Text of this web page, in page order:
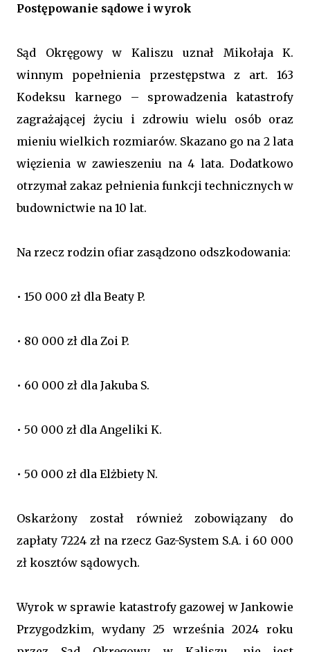
Postępowanie sądowe i wyrok
Sąd Okręgowy w Kaliszu uznał Mikołaja K.
winnym popełnienia przestępstwa z art. 163
Kodeksu karnego – sprowadzenia katastrofy
zagrażającej życiu i zdrowiu wielu osób oraz
mieniu wielkich rozmiarów. Skazano go na 2 lata
więzienia w zawieszeniu na 4 lata. Dodatkowo
otrzymał zakaz pełnienia funkcji technicznych w
budownictwie na 10 lat.
Na rzecz rodzin ofiar zasądzono odszkodowania:
• 150 000 zł dla Beaty P.
• 80 000 zł dla Zoi P.
• 60 000 zł dla Jakuba S.
• 50 000 zł dla Angeliki K.
• 50 000 zł dla Elżbiety N.
Oskarżony został również zobowiązany do
zapłaty 7224 zł na rzecz Gaz-System S.A. i 60 000
zł kosztów sądowych.
Wyrok w sprawie katastrofy gazowej w Jankowie
Przygodzkim, wydany 25 września 2024 roku